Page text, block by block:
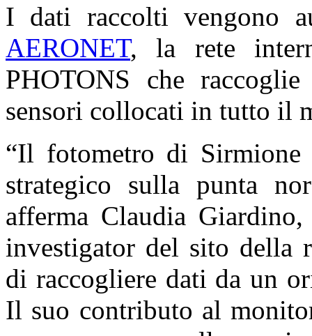
I dati raccolti vengono
AERONET, la rete
PHOTONS che
sensori collocati in tutto il
“Il fotometro di
strategico sulla punta
afferma Claudia
investigator del sito della
di raccogliere dati da un
Il suo contributo al